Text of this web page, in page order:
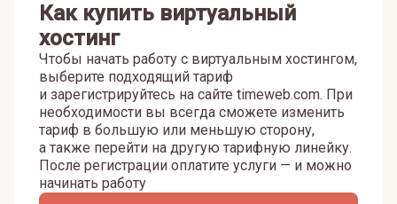
Как купить виртуальный
хостинг
Чтобы начать работу с виртуальным хостингом,
выберите подходящий тариф
и зарегистрируйтесь на сайте timeweb.com. При
необходимости вы всегда сможете изменить
тариф в большую или меньшую сторону,
а также перейти на другую тарифную линейку.
После регистрации оплатите услуги — и можно
начинать работу